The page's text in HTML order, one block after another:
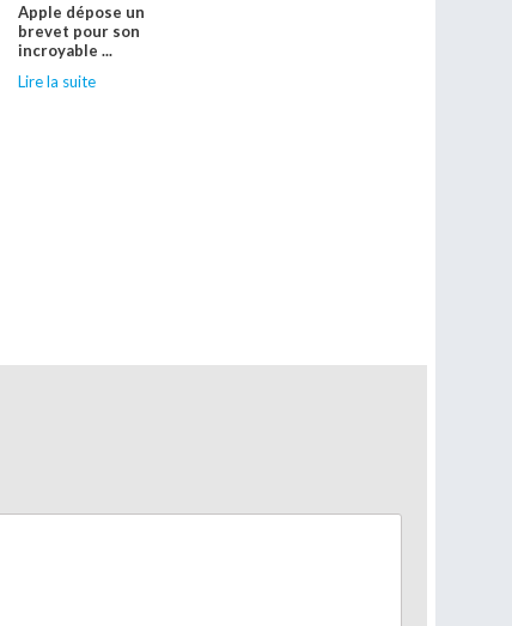
Apple dépose un
brevet pour son
incroyable ...
Lire la suite